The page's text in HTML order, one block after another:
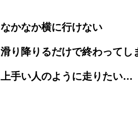
なかなか横に行けない
滑り降りるだけで終わってし
上手い人のように走りたい…